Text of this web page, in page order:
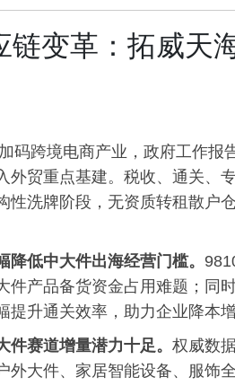
链变革：拓威天
码跨境电商产业，政府工作
外贸重点基建。税收、通关、
性洗牌阶段，无资质转租散户
低中大件出海经营门槛。
件产品备货资金占用难题；同
提升通关效率，助力企业降本
赛道增量潜力十足。 权威数
外大件、家居智能设备、服饰